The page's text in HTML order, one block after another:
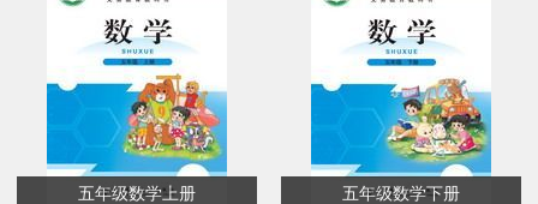
五年级数学上册 五年级数学下册